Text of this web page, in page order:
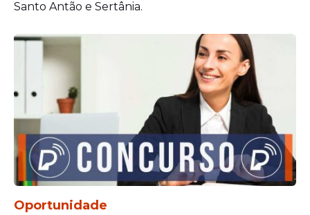
Santo Antão e Sertânia.
Oportunidade